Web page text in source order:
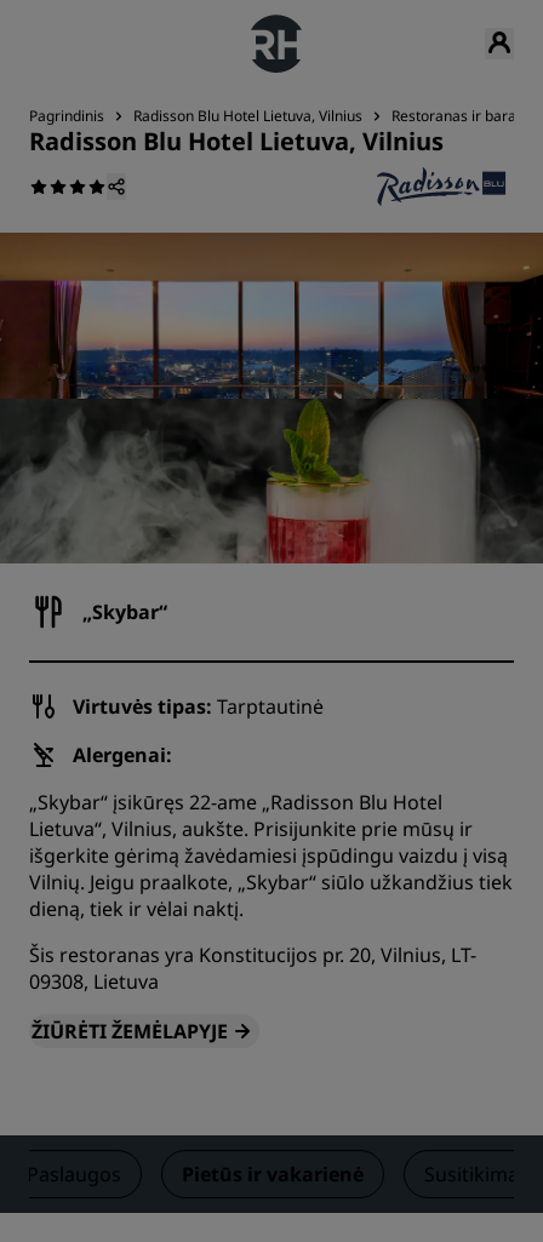
Pagrindinis Radisson Blu Hotel Lietuva, Vilnius Restoranas ir baras
Radisson Blu Hotel Lietuva, Vilnius
„Skybar“
Virtuvės tipas: Tarptautinė
Alergenai:
„Skybar“ įsikūręs 22-ame „Radisson Blu Hotel
Lietuva“, Vilnius, aukšte. Prisijunkite prie mūsų ir
išgerkite gėrimą žavėdamiesi įspūdingu vaizdu į visą
Vilnių. Jeigu praalkote, „Skybar“ siūlo užkandžius tiek
dieną, tiek ir vėlai naktį.
Šis restoranas yra Konstitucijos pr. 20, Vilnius, LT-
09308, Lietuva
ŽIŪRĖTI ŽEMĖLAPYJE
Paslaugos Pietūs ir vakarienė Susitikimai